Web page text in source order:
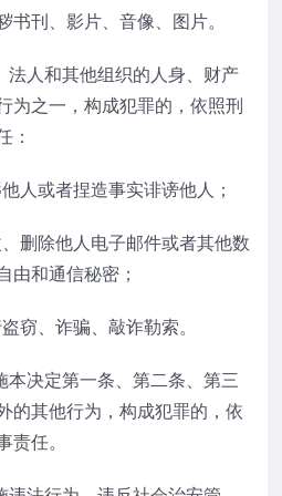
刊、影片、音像、图片。
人和其他组织的人身、财产
为之一，构成犯罪的，依照刑
：
或者捏造事实诽谤他人；
删除他人电子邮件或者其他数
由和通信秘密；
、诈骗、敲诈勒索。
决定第一条、第二条、第三
的其他行为，构成犯罪的，依
任。